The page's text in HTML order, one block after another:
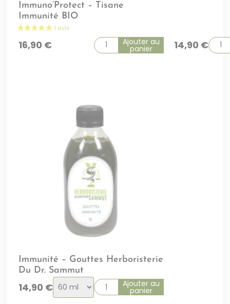
Immuno’Protect – Tisane
Immunité BIO
16,90 € Ajouter au
panier 14,90 €
Immunité – Gouttes Herboristerie
Du Dr. Sammut
14,90 €Choix
de
Ajouter au
panier